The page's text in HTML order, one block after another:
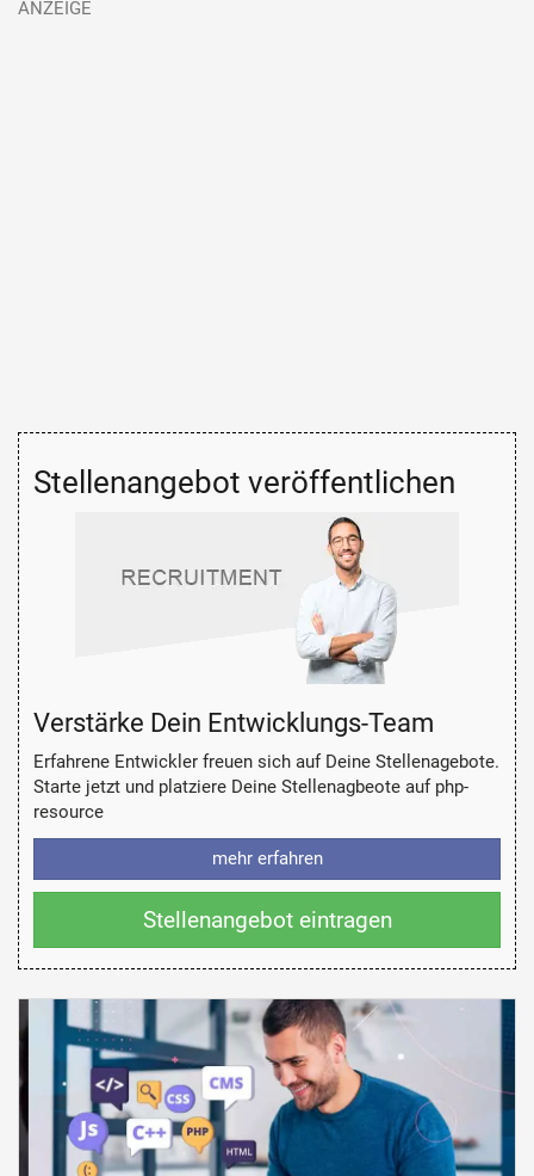
Stellenangebot veröffentlichen
Verstärke Dein Entwicklungs-Team
Erfahrene Entwickler freuen sich auf Deine Stellenagebote.
Starte jetzt und platziere Deine Stellenagbeote auf php-
resource
mehr erfahren
Stellenangebot eintragen